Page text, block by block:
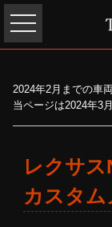
2024年2月までの車
当ページは2024年3
レクサ
カスタ